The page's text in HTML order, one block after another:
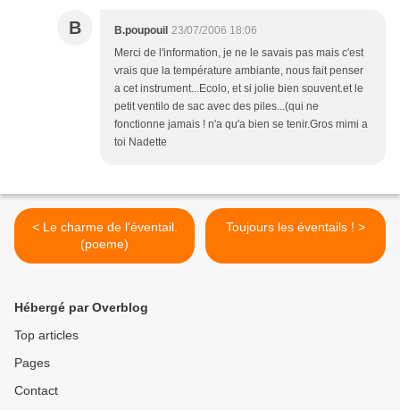
B B.poupouil 23/07/2006 18:06
Merci de l'information, je ne le savais pas mais c'est
vrais que la température ambiante, nous fait penser
a cet instrument...Ecolo, et si jolie bien souvent.et le
petit ventilo de sac avec des piles...(qui ne
fonctionne jamais ! n'a qu'a bien se tenir.Gros mimi a
toi Nadette
< Le charme de l'éventail.
(poeme)
Toujours les éventails ! >
Hébergé par Overblog
Top articles
Pages
Contact